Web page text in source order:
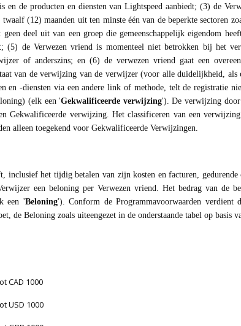
en de producten en diensten van Lightspeed aanbiedt; (3) de
(12) maanden uit ten minste één van de beperkte sectoren
deel uit van een groep die gemeenschappelijk eigendom
(5) de Verwezen vriend is momenteel niet betrokken bij het
of anderszins; en (6) de verwezen vriend gaat een
van de verwijzing van de verwijzer (voor alle duidelijkheid, als
en -diensten via een andere link of methode, telt de registratie
(elk een 'Gekwalificeerde verwijzing'). De verwijzing door
Gekwalificeerde verwijzing. Het classificeren van een
alleen toegekend voor Gekwalificeerde Verwijzingen.
inclusief het tijdig betalen van zijn kosten en facturen,
een beloning per Verwezen vriend. Het bedrag van de
een 'Beloning'). Conform de Programmavoorwaarden verdient
de Beloning zoals uiteengezet in de onderstaande tabel op basis
CAD 1000
USD 1000